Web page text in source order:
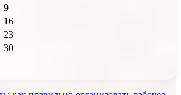
9
16
23
30